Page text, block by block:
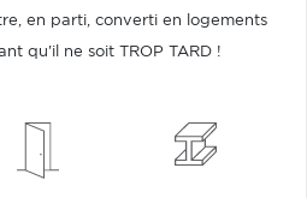
en parti, converti en logements
qu'il ne soit TROP TARD !